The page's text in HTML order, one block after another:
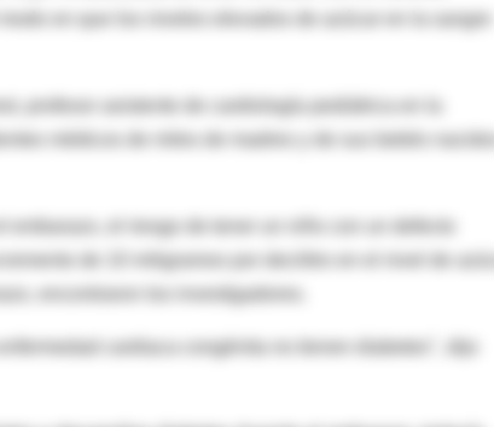
en que los niveles elevados de azúcar en la sangre
profesor asistente de cardiología pediátrica en la
médicos de miles de madres y de sus bebés nacidos
el riesgo de tener un niño con un defecto
de 10 miligramos por decilitro en el nivel de
encontraron los investigadores.
cardiaca congénita no tienen diabetes", dijo